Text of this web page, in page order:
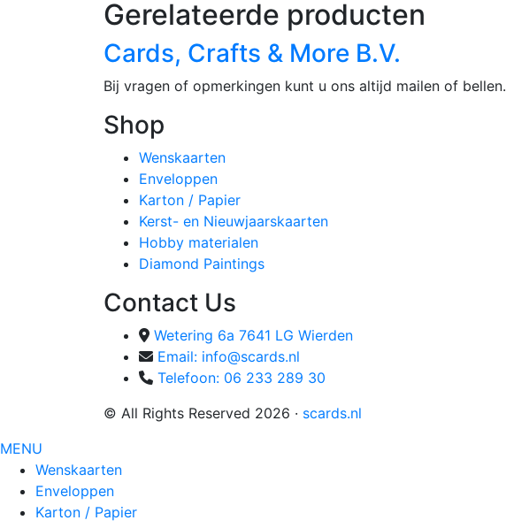
Gerelateerde producten
Cards, Crafts & More B.V.
Bij vragen of opmerkingen kunt u ons altijd mailen of bellen.
Shop
Wenskaarten
Enveloppen
Karton / Papier
Kerst- en Nieuwjaarskaarten
Hobby materialen
Diamond Paintings
Contact Us
Wetering 6a 7641 LG Wierden
Email: info@scards.nl
Telefoon: 06 233 289 30
© All Rights Reserved 2026 · scards.nl
MENU
Wenskaarten
Enveloppen
Karton / Papier